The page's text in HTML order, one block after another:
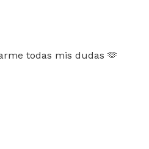
todas mis dudas 🫶